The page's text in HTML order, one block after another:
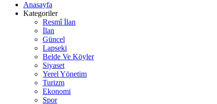
Anasayfa
Kategoriler
Resmî İlan
İlan
Güncel
Lapseki
Belde Ve Köyler
Siyaset
Yerel Yönetim
Turizm
Ekonomi
Spor